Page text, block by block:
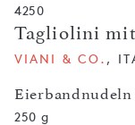
4250
Tagliolini
Eierbandnudeln
VIANI & CO. ,
250 g